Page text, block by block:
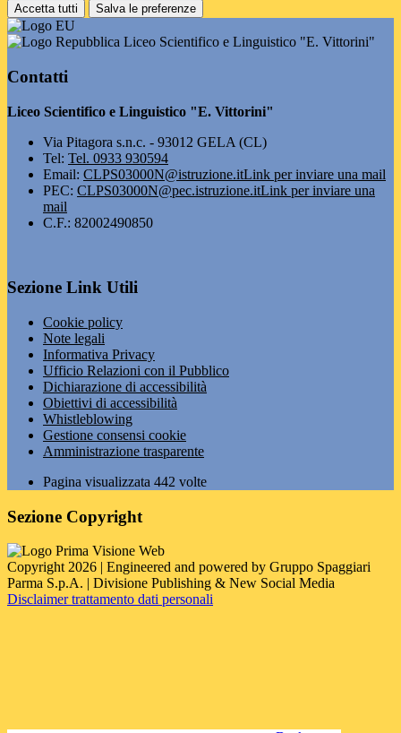
Accetta tutti Salva le preferenze
Liceo Scientifico e Linguistico "E. Vittorini"
Contatti
Liceo Scientifico e Linguistico "E. Vittorini"
Via Pitagora s.n.c. - 93012 GELA (CL)
Tel: Tel. 0933 930594
Email: CLPS03000N@istruzione.itLink per inviare una mail
PEC: CLPS03000N@pec.istruzione.itLink per inviare una
mail
C.F.: 82002490850
Sezione Link Utili
Cookie policy
Note legali
Informativa Privacy
Ufficio Relazioni con il Pubblico
Dichiarazione di accessibilità
Obiettivi di accessibilità
Whistleblowing
Gestione consensi cookie
Amministrazione trasparente
Pagina visualizzata 442 volte
Sezione Copyright
Copyright 2026 | Engineered and powered by Gruppo Spaggiari
Parma S.p.A. | Divisione Publishing & New Social Media
Disclaimer trattamento dati personali